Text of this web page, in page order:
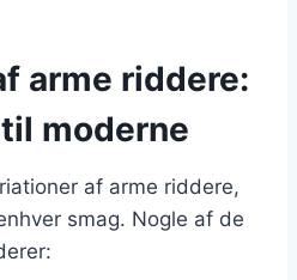
arme riddere:
moderne
af arme riddere,
smag. Nogle af de